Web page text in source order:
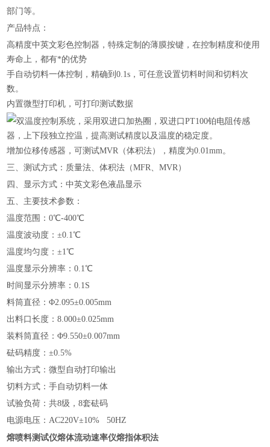
部门等。
产品特点：
高精度中英文彩色控制器，特殊定制的薄膜按键，在控制精度和使用
寿命上，都有*的优势
手自动切料一体控制，精确到0.1s，可任意设置切料时间和切料次
数。
内置微型打印机，可打印测试数据
双温度控制系统，采用双进口加热圈，双进口PT100铂电阻传感
器，上下段独立控温，提高测试精度以及温度的稳定度。
增加位移传感器，可测试MVR（体积法），精度为0.01mm。
三、测试方式：质量法、体积法（MFR、MVR）
四、显示方式：中英文彩色液晶显示
五、主要技术参数 ：
温度范围：0℃-400℃
温度波动度：±0.1℃
温度均匀度：±1℃
温度显示分辨率：0.1℃
时间显示分辨率：0.1S
料筒直径：Φ2.095±0.005mm
出料口长度：8.000±0.025mm
装料筒直径：Φ9.550±0.007mm
砝码精度：±0.5%
输出方式：微型自动打印输出
切料方式：手自动切料一体
试验负荷：共8级，8套砝码
电源电压：AC220V±10% 50HZ
熔喷料测试仪熔体流动速率仪熔指体积法